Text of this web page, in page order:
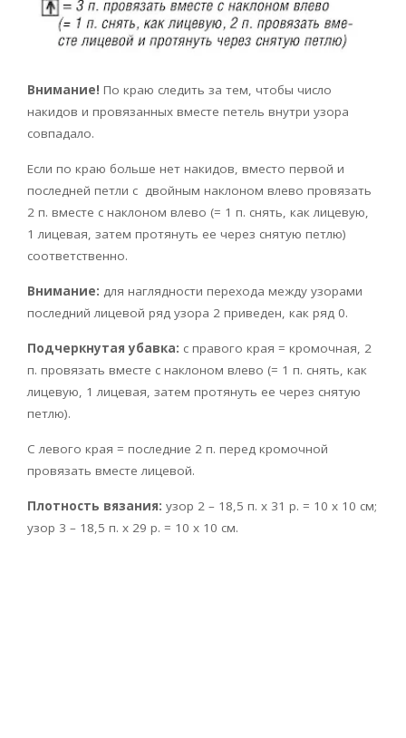
Внимание! По краю следить за тем, чтобы число
накидов и провязанных вместе петель внутри узора
совпадало.
Если по краю больше нет накидов, вместо первой и
последней петли с двойным наклоном влево провязать
2 п. вместе с наклоном влево (= 1 п. снять, как лицевую,
1 лицевая, затем протянуть ее через снятую петлю)
соответственно.
Внимание: для наглядности перехода между узорами
последний лицевой ряд узора 2 приведен, как ряд 0.
Подчеркнутая убавка: с правого края = кромочная, 2
п. провязать вместе с наклоном влево (= 1 п. снять, как
лицевую, 1 лицевая, затем протянуть ее через снятую
петлю).
С левого края = последние 2 п. перед кромочной
провязать вместе лицевой.
Плотность вязания: узор 2 – 18,5 п. х 31 р. = 10 x 10 см;
узор 3 – 18,5 п. х 29 р. = 10 x 10 см.